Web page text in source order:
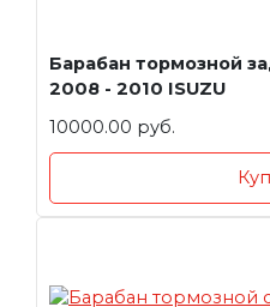
Барабан тормозной
2008 - 2010 ISUZU
10000.00 руб.